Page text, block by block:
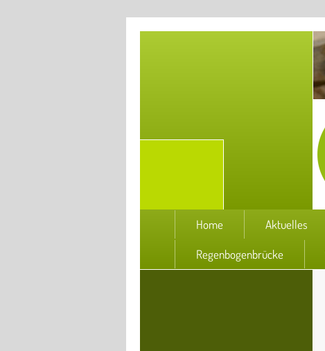
Home Aktuelles
Regenbogenbrücke